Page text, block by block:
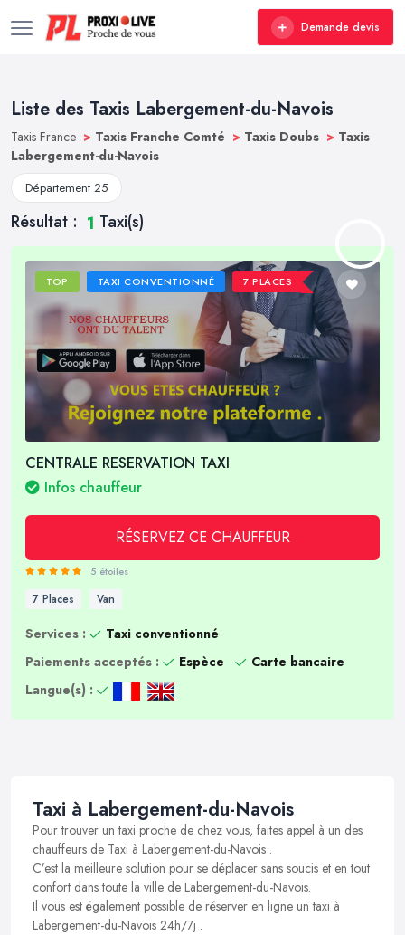
Demande devis
Liste des Taxis Labergement-du-Navois
Taxis France > Taxis Franche Comté > Taxis Doubs > Taxis
Labergement-du-Navois
Département 25
Résultat : 1 Taxi(s)
TOP TAXI CONVENTIONNÉ 7 PLACES
CENTRALE RESERVATION TAXI
Infos chauffeur
RÉSERVEZ CE CHAUFFEUR
5 étoiles
7 Places Van
Services :
Taxi conventionné
Paiements acceptés :
Espèce
Carte bancaire
Langue(s) :
Taxi à Labergement-du-Navois
Pour trouver un taxi proche de chez vous, faites appel à un des
chauffeurs de Taxi à Labergement-du-Navois .
C’est la meilleure solution pour se déplacer sans soucis et en tout
confort dans toute la ville de Labergement-du-Navois.
Il vous est également possible de réserver en ligne un taxi à
Labergement-du-Navois 24h/7j .